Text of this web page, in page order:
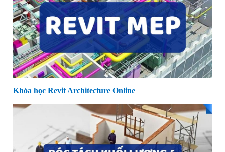
Khóa học Revit Architecture Online